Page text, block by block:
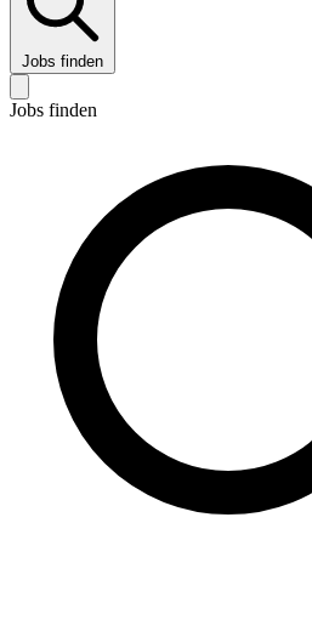
Jobs finden
Jobs finden